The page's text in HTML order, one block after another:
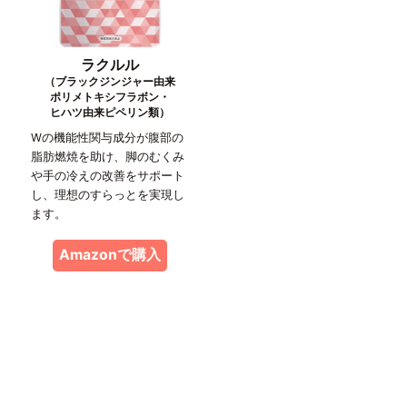
ラクルル
（ブラックジンジャー由来
ポリメトキシフラボン・
ヒハツ由来ピペリン類）
Wの機能性関与成分が腹部の
脂肪燃焼を助け、脚のむくみ
や手の冷えの改善をサポート
し、理想のすらっとを実現し
ます。
Amazonで購入